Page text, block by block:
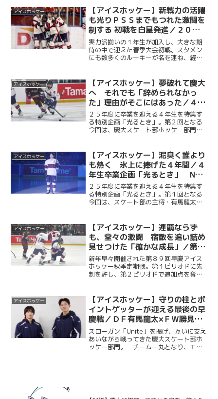
應）、ＦＷ・芝田光希（経３・都市大付
属）も続き３点のリードを奪う。...
アイスホッケー
【アイスホッケー】新戦力の活躍
も光りＰＳＳまでもつれた激闘を
制する 初戦を白星発進／２０２
６年秩父宮杯第７３回関東大学ア
イスホッケー選手権大会
実力派揃いの１年生が加入し、大きな期
待の中で迎えた春季大会初戦。スタメン
にも数多くのルーキーが名を連ね、経験
た。 第１ピリオドにＦW・芝田光希（経
３・都市大附属）のゴール...
アイスホッケー
【アイスホッケー】夢破れて慶大
へ それでも「辞められなかっ
た」理由がそこにはあった／４年
生卒業企画「光るとき」 No.
２・勝見斗軌
２５年度に卒業を迎える４年生を特集す
る特別企画「光るとき」。第２回となる
今回は、慶大スケート部ホッケー部門が
「氷上の格闘技」の名を体現するような
彼の...
アイスホッケー
【アイスホッケー】泥臭く誰より
も熱く 氷上に捧げた４年間／４
年生卒業企画「光るとき」 No.
１・有馬龍太
２５年度に卒業を迎える４年生を特集す
る特別企画「光るとき」。第１回となる
今回は、スケート部の主将・有馬龍太
点が欲しい時に得点を決めるチームの柱
に成長した。４年生では主...
アイスホッケー
【アイスホッケー】連覇ならず
も、堂々の激闘 宿敵を追い詰め
見せつけた「確かな成長」／第８
９回早慶アイスホッケー秋季定期
戦
新年早々開催された第８９回早慶アイス
ホッケー秋季定期戦。第１ピリオドに先
制を許し、第２ピリオドで追加点を奪わ
し反撃の狼煙を上げる。第３ピリオドは
Ｆ...
アイスホッケー
【アイスホッケー】守りの柱とポ
イントゲッターが迎える最後の早
慶戦／ＤＦ有馬龍太×ＦＷ勝見斗
軌〜早慶戦前４年生対談④〜
スローガン「Unite」を掲げ、互いに支え
あいながら戦ってきた慶大スケート部ホ
ッケー部門。 チーム一丸となり、エイ